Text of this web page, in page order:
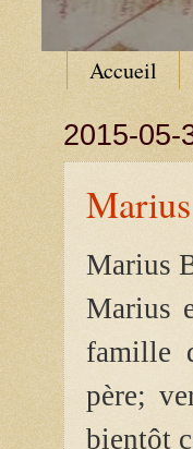
Accueil
2015-05-
Marius
Marius
famille
père;
bientôt